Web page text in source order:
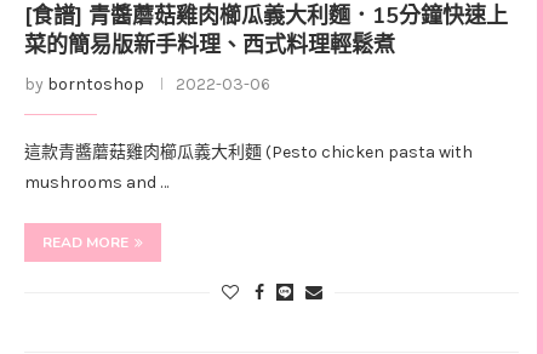
[食譜] 青醬蘑菇雞肉櫛瓜義大利麵．15分鐘快速上
菜的簡易版新手料理、西式料理輕鬆煮
by borntoshop 2022-03-06
這款青醬蘑菇雞肉櫛瓜義大利麵 (Pesto chicken pasta with
mushrooms and …
READ MORE